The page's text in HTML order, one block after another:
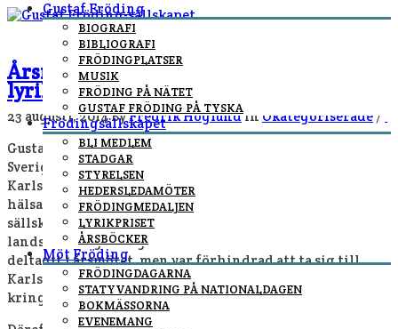
Gustaf Fröding
BIOGRAFI
BIBLIOGRAFI
FRÖDINGPLATSER
MUSIK
FRÖDING PÅ NÄTET
GUSTAF FRÖDING PÅ TYSKA
Frödingsällskapet
BLI MEDLEM
STADGAR
STYRELSEN
HEDERSLEDAMÖTER
FRÖDINGMEDALJEN
LYRIKPRISET
ÅRSBÖCKER
Möt Fröding
FRÖDINGDAGARNA
STATYVANDRING PÅ NATIONALDAGEN
BOKMÄSSORNA
EVENEMANG
Årsmöte med medaljör och
lyrikpristagare
23 augusti, 2014ByFredrik Höglund In Okategoriserade /
Gustaf Frödings-sällskapets årsmöte hölls ikväll på
Sverige Amerika Centret i landshövdingeresidenset i
Karlstad. Ordförande Björn Sandborgh inledde med att
hälsa alla välkomna och framföra en hälsning från en av
sällskapets hedersordförande, förre riksmarskalken och
landshövdingen Ingemar Eliasson. Eliasson skulle ha
deltagit i årsmötet, men var förhindrad att ta sig till
Karlstad på grund av översvämningsproblematiken
kring Kristinehamn.